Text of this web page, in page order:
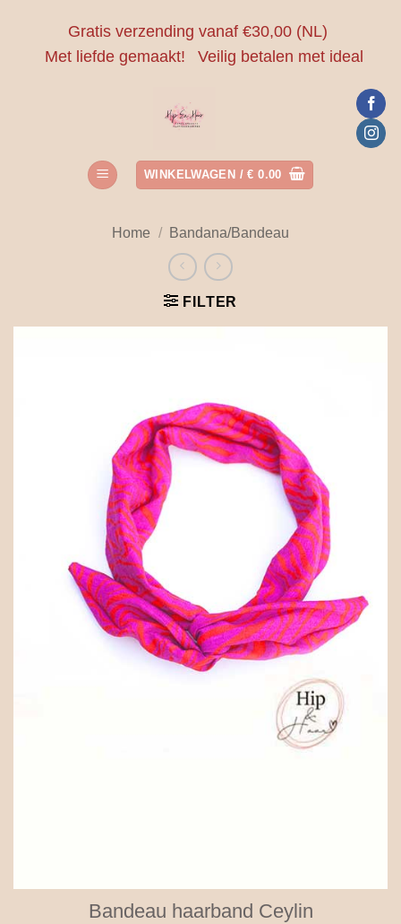
Gratis verzending vanaf €30,00 (NL)
Met liefde gemaakt!
Veilig betalen met ideal
WINKELWAGEN /€ 0.00
Home / Bandana/Bandeau
FILTER
Bandeau haarband Ceylin